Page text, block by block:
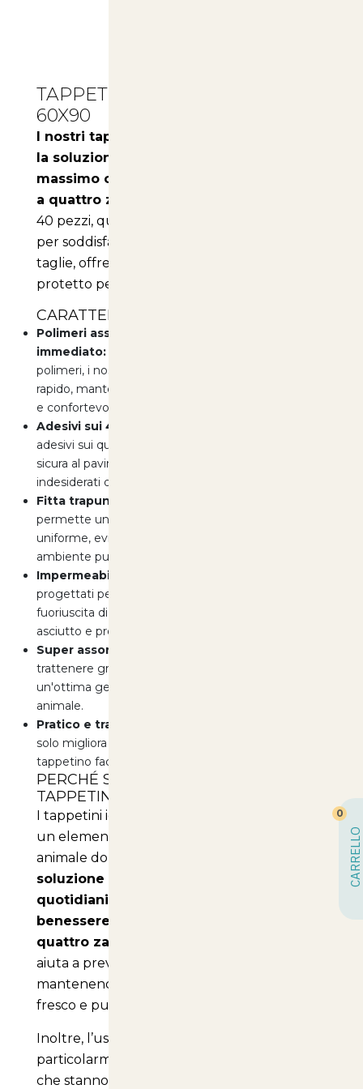
TAPPETINI IGIENICI PER CANI
60X90
I nostri tappetini igienici per cani sono
la soluzione ideale per garantire il
massimo comfort e igiene al tuo amico
a quattro zampe.
40 pezzi, questi tappetini sono progettati
per soddisfare le esigenze di cani di tutte le
taglie, offrendo un ambiente pulito e
protetto per il tuo animale domestico.
CARATTERISTICHE PRINCIPALI:
Polimeri assorbenti per un asciutto
immediato:
polimeri, i nostri tappetini offrono un assorbimento
rapido, mantenendo la superficie sempre asciutta
e confortevole per il tuo cane.
Adesivi sui 4 lati:
adesivi sui quattro lati, che garantiscono una presa
sicura al pavimento, evitando spostamenti
indesiderati durante l’uso.
Fitta trapuntatura:
permette un’assorbenza ancora più veloce ed
uniforme, evitando perdite e mantenendo il tuo
ambiente pulito e fresco.
Impermeabile e igienico:
progettati per essere impermeabili, impedendo la
fuoriuscita di liquidi e mantenendo il pavimento
asciutto e protetto.
Super assorbente:
trattenere grandi quantità di liquido, garantendo
un'ottima gestione delle necessità del tuo
animale.
Pratico e trapuntato:
solo migliora l'assorbenza, ma rende anche il
tappetino facile da utilizzare e da smaltire.
PERCHÉ SCEGLIERE I NOSTRI
TAPPETINI IGIENICI?
I tappetini igienici per cani rappresentano
un elemento essenziale per la cura del tuo
animale domestico.
soluzione pratica per i bisogni
quotidiani, ma contribuiscono anche al
benessere e alla salute del tuo amico a
quattro zampe.
aiuta a prevenire l'umidità e il cattivo odore,
mantenendo il tuo ambiente domestico
fresco e pulito.
Inoltre, l’uso di tappetini igienici è
particolarmente consigliato per i cuccioli
che stanno ancora imparando a fare i bisogni
CARRELLO
0